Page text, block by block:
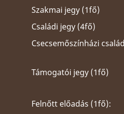
Szakmai jegy (1fő)
Családi jegy (4fő)
Csecsemőszínházi
Támogatói jegy (1fő)
Felnőtt előadás (1fő):